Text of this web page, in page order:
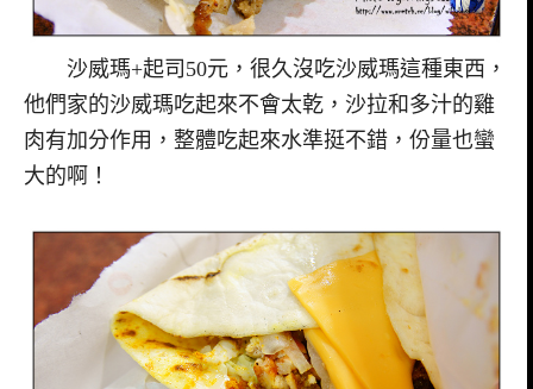
沙威瑪+起司50元，很久沒吃沙威瑪這種東西，
他們家的沙威瑪吃起來不會太乾，沙拉和多汁的雞
肉有加分作用，整體吃起來水準挺不錯，份量也蠻
大的啊！